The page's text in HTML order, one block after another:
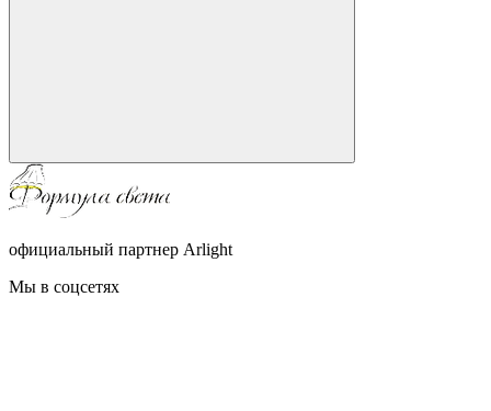
официальный партнер Arlight
Мы в соцсетях